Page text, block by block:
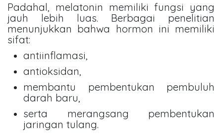
Padahal, melatonin memiliki fungsi yang
jauh lebih luas. Berbagai penelitian
menunjukkan bahwa hormon ini memiliki
sifat:
antiinflamasi,
antioksidan,
membantu pembentukan pembuluh
darah baru,
serta merangsang pembentukan
jaringan tulang.